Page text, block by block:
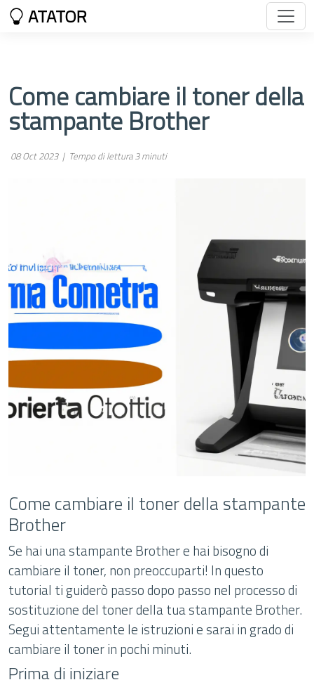
ATATOR
Come cambiare il toner della
stampante Brother
08 Oct 2023 | Tempo di lettura 3 minuti
Come cambiare il toner della stampante
Brother
Se hai una stampante Brother e hai bisogno di
cambiare il toner, non preoccuparti! In questo
tutorial ti guiderò passo dopo passo nel processo di
sostituzione del toner della tua stampante Brother.
Segui attentamente le istruzioni e sarai in grado di
cambiare il toner in pochi minuti.
Prima di iniziare